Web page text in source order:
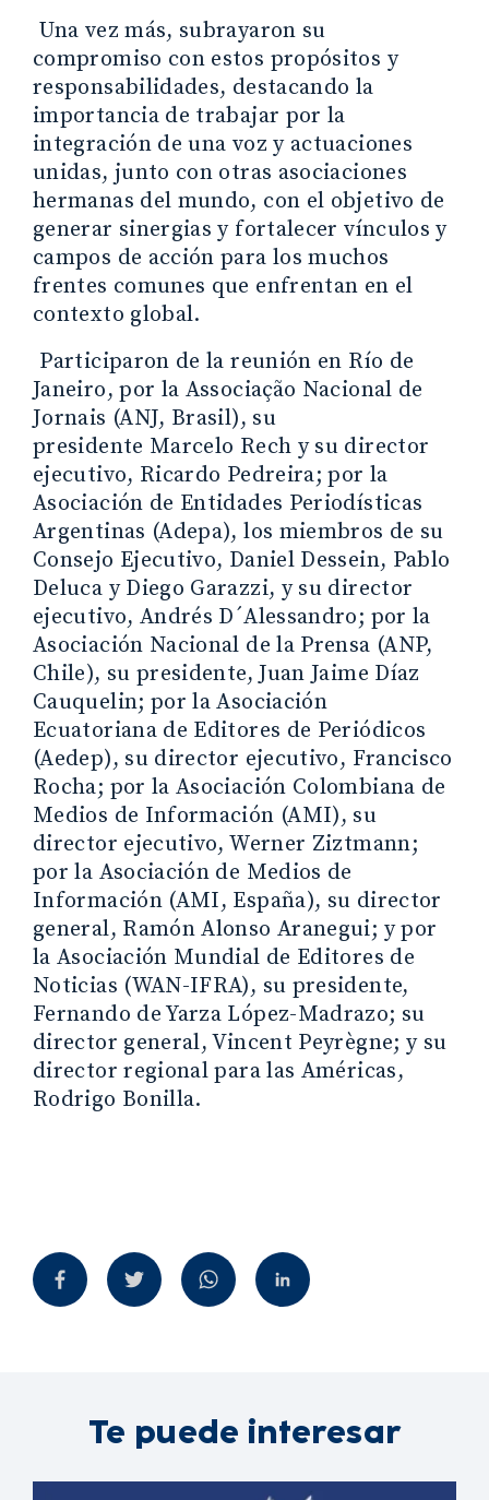
Una vez más, subrayaron su
compromiso con estos propósitos y
responsabilidades, destacando la
importancia de trabajar por la
integración de una voz y actuaciones
unidas, junto con otras asociaciones
hermanas del mundo, con el objetivo de
generar sinergias y fortalecer vínculos y
campos de acción para los muchos
frentes comunes que enfrentan en el
contexto global.
Participaron de la reunión en Río de
Janeiro, por la Associação Nacional de
Jornais (ANJ, Brasil), su
presidente Marcelo Rech y su director
ejecutivo, Ricardo Pedreira; por la
Asociación de Entidades Periodísticas
Argentinas (Adepa), los miembros de su
Consejo Ejecutivo, Daniel Dessein, Pablo
Deluca y Diego Garazzi, y su director
ejecutivo, Andrés D´Alessandro; por la
Asociación Nacional de la Prensa (ANP,
Chile), su presidente, Juan Jaime Díaz
Cauquelin; por la Asociación
Ecuatoriana de Editores de Periódicos
(Aedep), su director ejecutivo, Francisco
Rocha; por la Asociación Colombiana de
Medios de Información (AMI), su
director ejecutivo, Werner Ziztmann;
por la Asociación de Medios de
Información (AMI, España), su director
general, Ramón Alonso Aranegui; y por
la Asociación Mundial de Editores de
Noticias (WAN-IFRA), su presidente,
Fernando de Yarza López-Madrazo; su
director general, Vincent Peyrègne; y su
director regional para las Américas,
Rodrigo Bonilla.
Te puede interesar